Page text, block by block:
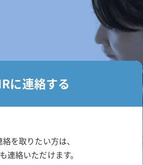
に連絡する
を取りたい方は、
連絡いただけます。